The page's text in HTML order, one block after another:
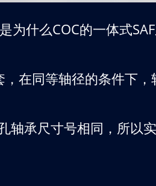
什么COC的一体式
在同等轴径的条件下
轴承尺寸号相同，所以